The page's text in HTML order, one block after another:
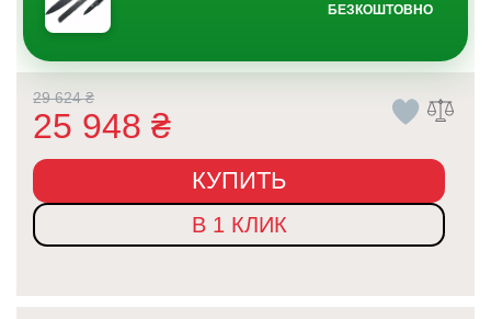
БЕЗКОШТОВНО
29 624₴
25 948 ₴
КУПИТЬ
В 1 КЛИК